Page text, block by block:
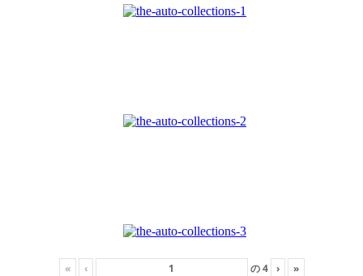
« ‹ の4 › »